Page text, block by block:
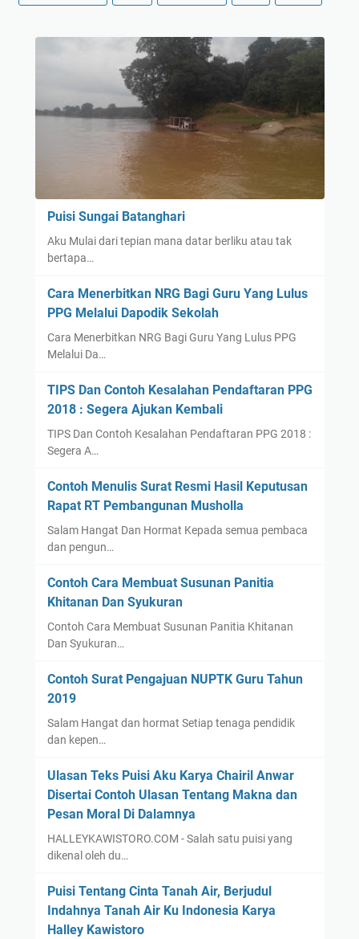
Puisi Sungai Batanghari
Aku Mulai dari tepian mana datar berliku atau tak
bertapa…
Cara Menerbitkan NRG Bagi Guru Yang Lulus
PPG Melalui Dapodik Sekolah
Cara Menerbitkan NRG Bagi Guru Yang Lulus PPG
Melalui Da…
TIPS Dan Contoh Kesalahan Pendaftaran PPG
2018 : Segera Ajukan Kembali
TIPS Dan Contoh Kesalahan Pendaftaran PPG 2018 :
Segera A…
Contoh Menulis Surat Resmi Hasil Keputusan
Rapat RT Pembangunan Musholla
Salam Hangat Dan Hormat Kepada semua pembaca
dan pengun…
Contoh Cara Membuat Susunan Panitia
Khitanan Dan Syukuran
Contoh Cara Membuat Susunan Panitia Khitanan
Dan Syukuran…
Contoh Surat Pengajuan NUPTK Guru Tahun
2019
Salam Hangat dan hormat Setiap tenaga pendidik
dan kepen…
Ulasan Teks Puisi Aku Karya Chairil Anwar
Disertai Contoh Ulasan Tentang Makna dan
Pesan Moral Di Dalamnya
HALLEYKAWISTORO.COM - Salah satu puisi yang
dikenal oleh du…
Puisi Tentang Cinta Tanah Air, Berjudul
Indahnya Tanah Air Ku Indonesia Karya
Halley Kawistoro